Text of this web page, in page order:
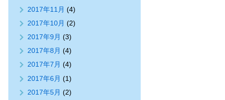
2017年11月 (4)
2017年10月 (2)
2017年9月 (3)
2017年8月 (4)
2017年7月 (4)
2017年6月 (1)
2017年5月 (2)